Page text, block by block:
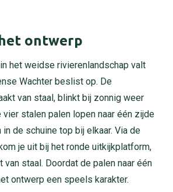
ontwerp
het weidse rivierenlandschap valt
Wachter beslist op. De
van staal, blinkt bij zonnig weer
vier stalen palen lopen naar één zijde
de schuine top bij elkaar. Via de
je uit bij het ronde uitkijkplatform,
van staal. Doordat de palen naar één
ontwerp een speels karakter.